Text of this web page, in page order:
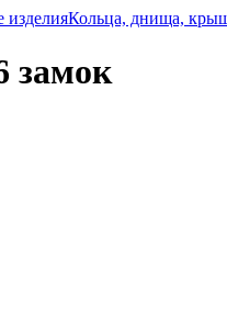
изделияКольца, днища,
замок